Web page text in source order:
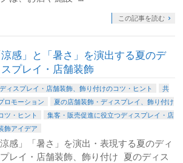
この記事を読む
涼感」と「暑さ」を演出する夏のデ
スプレイ・店舗装飾
ディスプレイ・店舗装飾、飾り付けのコツ・ヒント
共
ロモーション
夏の店舗装飾・ディスプレイ、飾り付け
ツ・ヒント
集客・販売促進に役立つディスプレイ・店
飾アイデア
涼感」「暑さ」を演出・表現する夏のディ
レイ・店舗装飾、飾り付け 夏のディス